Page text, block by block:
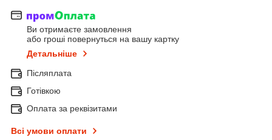
Ви отримаєте замовлення
або гроші повернуться на вашу картку
Детальніше
Післяплата
Готівкою
Оплата за реквізитами
Всі умови оплати